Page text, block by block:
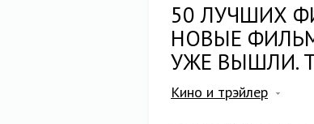
50 ЛУЧШИХ
НОВЫЕ
УЖЕ ВЫШЛИ.
Кино и трэйлер